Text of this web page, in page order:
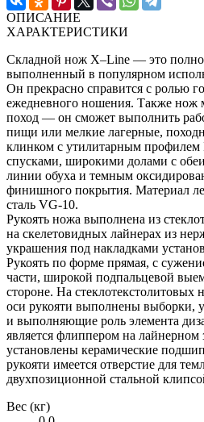
ОПИСАНИЕ
ХАРАКТЕРИСТИКИ
Складной нож X–Line — это
выполненный в популярном
Он прекрасно справится с ролью
ежедневного ношения. Также нож
поход — он сможет выполнить
пищи или мелкие лагерные,
клинком с утилитарным
спусками, широкими долами с
линии обуха и темным
финишного покрытия. Материал
сталь VG-10.
Рукоять ножа выполнена из
на скелетовидных лайнерах из
украшения под накладками
Рукоять по форме прямая, с
части, широкой подпальцевой
стороне. На стеклотекстолитовых
оси рукояти выполнены выборки,
и выполняющие роль элемента
является флиппером на лайнерном
установлены керамические
рукояти имеется отверстие для
двухпозиционной стальной
Вес (кг)